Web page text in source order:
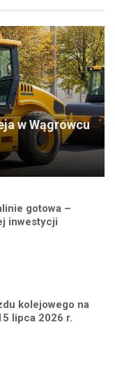
w Wągrowcu
gotowa –
inwestycji
kolejowego na
lipca 2026 r.